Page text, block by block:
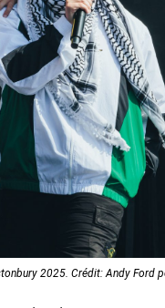
2025. Crédit: Andy Ford